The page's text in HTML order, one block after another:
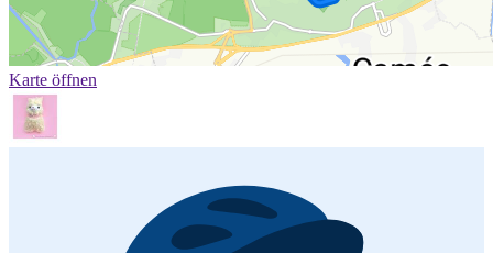
Karte öffnen